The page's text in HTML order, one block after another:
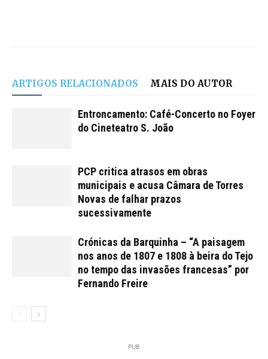
ARTIGOS RELACIONADOS MAIS DO AUTOR
Entroncamento: Café-Concerto no Foyer
do Cineteatro S. João
PCP critica atrasos em obras
municipais e acusa Câmara de Torres
Novas de falhar prazos
sucessivamente
Crónicas da Barquinha – “A paisagem
nos anos de 1807 e 1808 à beira do Tejo
no tempo das invasões francesas” por
Fernando Freire
PUB